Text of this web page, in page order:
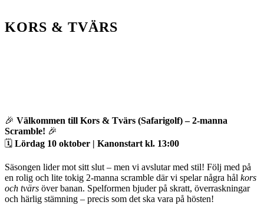
KORS & TVÄRS
🎉 Välkommen till Kors & Tvärs (Safarigolf) – 2-manna
Scramble! 🎉
🗓 Lördag 10 oktober | Kanonstart kl. 13:00
Säsongen lider mot sitt slut – men vi avslutar med stil! Följ med på
en rolig och lite tokig 2-manna scramble där vi spelar några hål kors
och tvärs över banan. Spelformen bjuder på skratt, överraskningar
och härlig stämning – precis som det ska vara på hösten!